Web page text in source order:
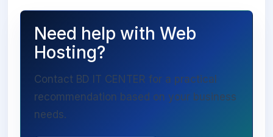
Need help with Web
Hosting?
Contact BD IT CENTER for a practical
recommendation based on your business
needs.